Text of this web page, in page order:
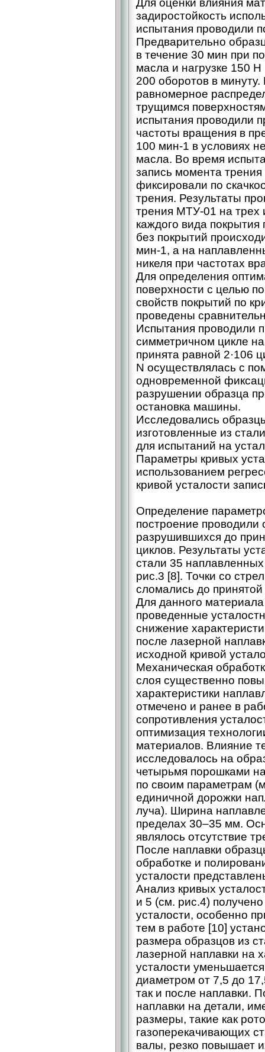
Для оценки влияния
задиростойкость
испытания проводили
Предварительно
в течение 30 мин при
масла и нагрузке 150
200 оборотов в минуту.
равномерное
трущимся
испытания проводили
частоты вращения в
100 мин-1 в условиях
масла. Во время
запись момента трения
фиксировали по
трения. Результаты
трения МТУ-01 на трех
каждого вида покрытия
без покрытий
мин-1, а на
никеля при частотах
Для определения
поверхности с целью
свойств покрытий по
проведены
Испытания проводили
симметричном цикле
принята равной 2·106
N осуществлялась с
одновременной
разрушении образца
остановка машины.
Исследовались
изготовленные из
для испытаний на
Параметры кривых
использованием
кривой усталости
Определение
построение проводили
разрушившихся до
циклов. Результаты
стали 35
рис.3 [8]. Точки со
сломались до
Для данного
проведенные
снижение
после лазерной
исходной кривой
Механическая
слоя существенно
характеристики
отмечено и ранее в
сопротивления
оптимизация
материалов. Влияние
исследовалось на
четырьмя порошками
по своим параметрам
единичной дорожки
луча). Ширина
пределах 30–35 мм.
являлось отсутствие
После наплавки
обработке и
усталости
Анализ кривых
и 5 (см. рис.4)
усталости, особенно
тем в работе [10]
размера образцов из
лазерной наплавки на
усталости
диаметром от 7,5 до
так и после наплавки.
наплавки на детали,
размеры, такие как
газоперекачивающих
валы, резко повышает